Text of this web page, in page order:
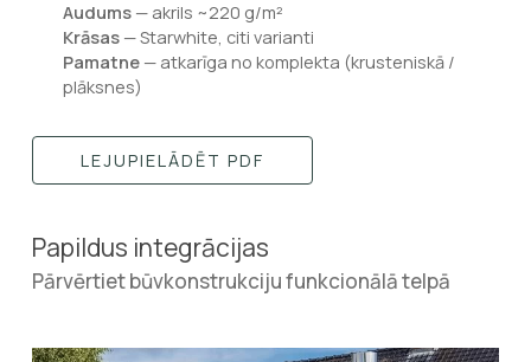
Audums— akrils ~220 g/m²
Krāsas— Starwhite, citi varianti
Pamatne— atkarīga no komplekta (krusteniskā /
plāksnes)
LEJUPIELĀDĒT PDF
Papildus integrācijas
Pārvērtiet būvkonstrukciju funkcionālā telpā